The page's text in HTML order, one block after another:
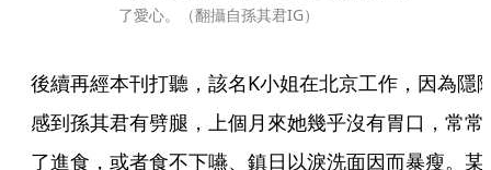
了愛心。（翻攝自孫其君IG）
後續再經本刊打聽，該名K小姐在北京工作，因為隱
感到孫其君有劈腿，上個月來她幾乎沒有胃口，常常
了進食，或者食不下嚥、鎮日以淚洗面因而暴瘦。某